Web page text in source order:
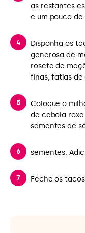
as restantes
e um pouco de
Disponha os
generosa de
roseta de
finas, fatias
Coloque o
de cebola
sementes de
sementes.
Feche os